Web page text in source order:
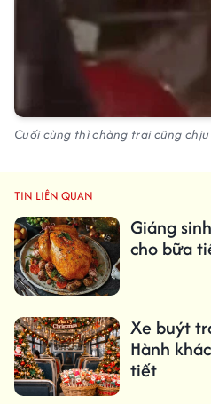
Cuối cùng thì chàng trai cũng
TIN LIÊN QUAN
Giáng
cho bữa
Xe buýt
Hành
tiết